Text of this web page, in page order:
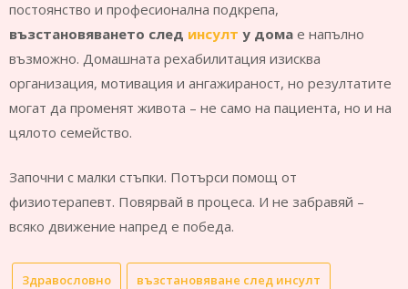
постоянство и професионална подкрепа,
възстановяването след инсулт у дома е напълно
възможно. Домашната рехабилитация изисква
организация, мотивация и ангажираност, но резултатите
могат да променят живота – не само на пациента, но и на
цялото семейство.
Започни с малки стъпки. Потърси помощ от
физиотерапевт. Повярвай в процеса. И не забравяй –
всяко движение напред е победа.
Здравословно възстановяване след инсулт